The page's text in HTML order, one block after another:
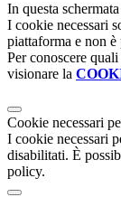
In questa
I cookie necessari
piattaforma e non
Per conoscere
visionare la
Cookie necessari
I cookie necessari
disabilitati. È
policy.